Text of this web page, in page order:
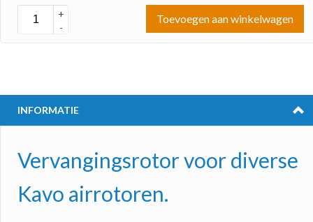
+
-
Toevoegen aan winkelwagen
INFORMATIE
Vervangingsrotor voor diverse
Kavo airrotoren.